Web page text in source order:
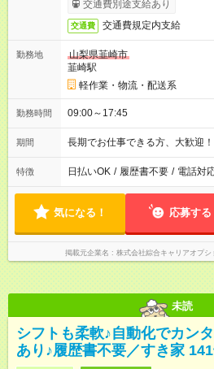
交通費別途支給あり
交通費 交通費規定内支給
勤務地
山梨県韮崎市
韮崎駅
軽作業・物流・配送系
勤務時間 09:00～17:45
期間 長期でお仕事できる方、大歓迎！
特徴 日払いOK / 履歴書不要 / 電話対
気になる！ 応募する
掲載元企業名 株式会社綜合キャリアオプ
未読
シフトも柔軟♪自動化でカン
あり♪履歴書不要／すき家